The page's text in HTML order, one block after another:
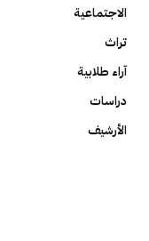
الاجتماعية
تراث
آراء طلابية
دراسات
الأرشيف